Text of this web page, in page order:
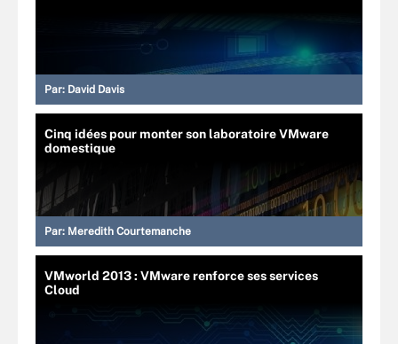
Par: David Davis
Cinq idées pour monter son laboratoire VMware
domestique
Par: Meredith Courtemanche
VMworld 2013 : VMware renforce ses services
Cloud